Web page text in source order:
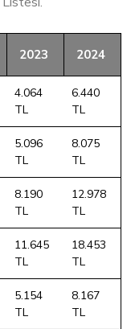
2023 2024
4.064
TL
6.440
TL
5.096
TL
8.075
TL
8.190
TL
12.978
TL
11.645
TL
18.453
TL
5.154
TL
8.167
TL